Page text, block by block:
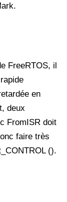
FreeRTOS, il
en
deux
FromISR doit
faire très
().